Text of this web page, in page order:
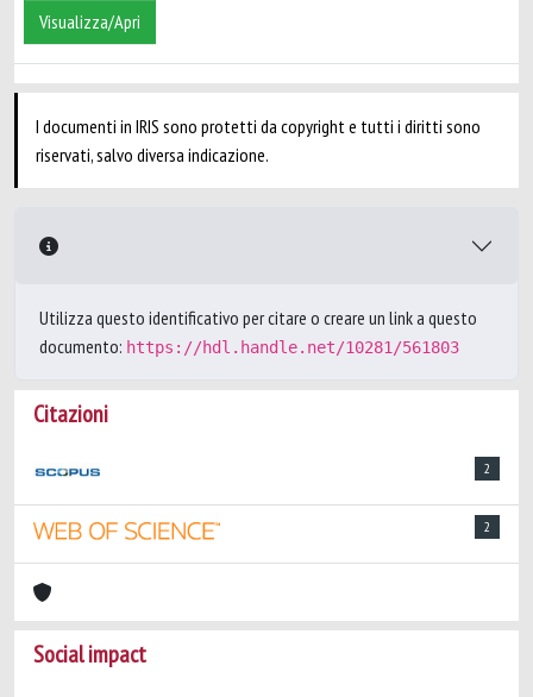
Visualizza/Apri
I documenti in IRIS sono protetti da copyright e tutti i diritti sono
riservati, salvo diversa indicazione.
Utilizza questo identificativo per citare o creare un link a questo
documento: https://hdl.handle.net/10281/561803
Citazioni
2
2
Social impact